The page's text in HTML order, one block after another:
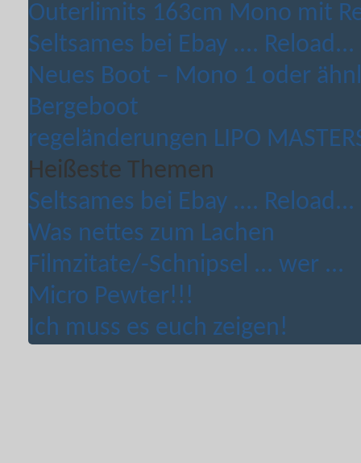
Outerlimits 163cm Mono mit
Seltsames bei Ebay .... Reload...
Neues Boot – Mono 1 oder
Bergeboot
regeländerungen LIPO
Heißeste Themen
Seltsames bei Ebay .... Reload...
Was nettes zum Lachen
Filmzitate/-Schnipsel ... wer ...
Micro Pewter!!!
Ich muss es euch zeigen!